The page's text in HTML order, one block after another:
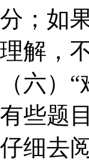
分；如
理解，
（六）
有些题
仔细去